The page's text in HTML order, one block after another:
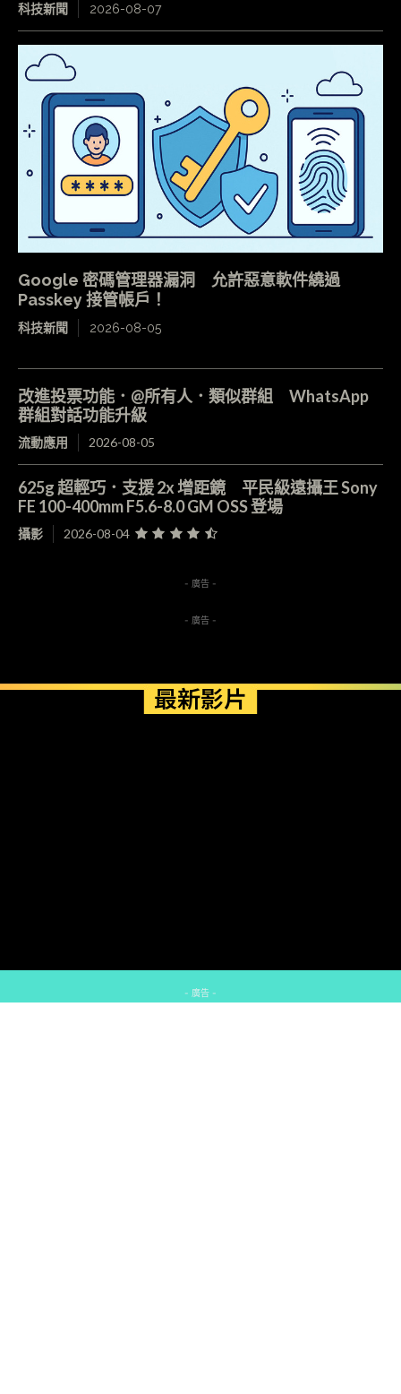
科技新聞 2026-08-07
Google 密碼管理器漏洞 允許惡意軟件繞過
Passkey 接管帳戶！
科技新聞 2026-08-05
改進投票功能．@所有人．類似群組 WhatsApp
群組對話功能升級
流動應用 2026-08-05
625g 超輕巧．支援 2x 增距鏡 平民級遠攝王 Sony
FE 100-400mm F5.6-8.0 GM OSS 登場
攝影 2026-08-04
- 廣告 -
- 廣告 -
最新影片
- 廣告 -